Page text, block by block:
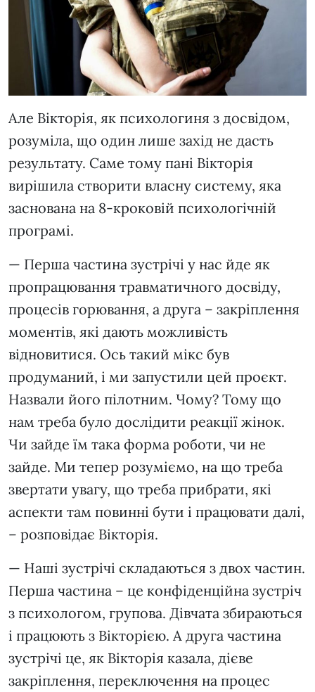
Але Вікторія, як психологиня з досвідом,
розуміла, що один лише захід не дасть
результату. Саме тому пані Вікторія
вирішила створити власну систему, яка
заснована на 8-кроковій психологічній
програмі.
— Перша частина зустрічі у нас йде як
пропрацювання травматичного досвіду,
процесів горювання, а друга – закріплення
моментів, які дають можливість
відновитися. Ось такий мікс був
продуманий, і ми запустили цей проєкт.
Назвали його пілотним. Чому? Тому що
нам треба було дослідити реакції жінок.
Чи зайде їм така форма роботи, чи не
зайде. Ми тепер розуміємо, на що треба
звертати увагу, що треба прибрати, які
аспекти там повинні бути і працювати далі,
– розповідає Вікторія.
— Наші зустрічі складаються з двох частин.
Перша частина – це конфіденційна зустріч
з психологом, групова. Дівчата збираються
і працюють з Вікторією. А друга частина
зустрічі це, як Вікторія казала, дієве
закріплення, переключення на процес